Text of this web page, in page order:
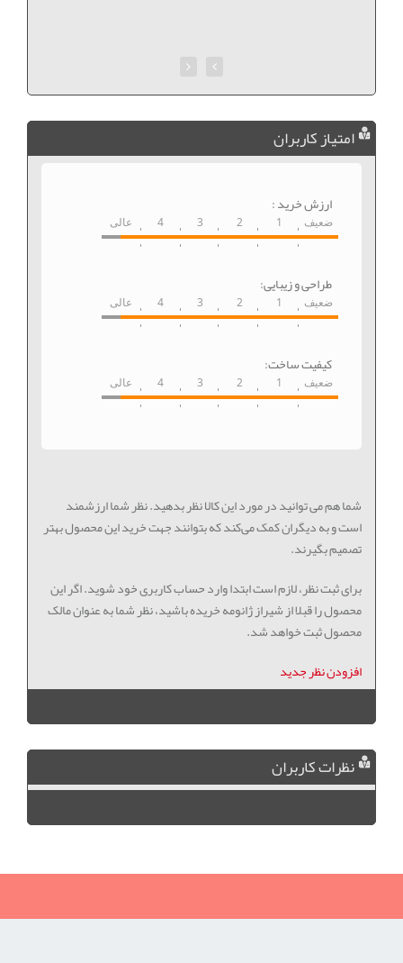
امتیاز کاربران
ارزش خرید :
ضعیف 1
2
3
4 عالی
طراحی و زیبایی:
ضعیف 1
2
3
4 عالی
کیفیت ساخت:
ضعیف 1
2
3
4 عالی
شما هم می توانید در مورد این کالا نظر بدهید. نظر شما ارزشمند
است و به دیگران کمک می‌کند که بتوانند جهت خرید این محصول بهتر
تصمیم بگیرند.
برای ثبت نظر، لازم است ابتدا وارد حساب کاربری خود شوید. اگر این
محصول را قبلا از شیراز ژانومه خریده باشید، نظر شما به عنوان مالک
محصول ثبت خواهد شد.
افزودن نظر جدید
نظرات کاربران